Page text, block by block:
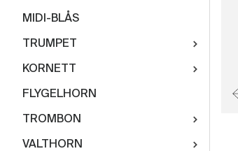
MIDI-BLÅS
TRUMPET
KORNETT
FLYGELHORN
TROMBON
VALTHORN